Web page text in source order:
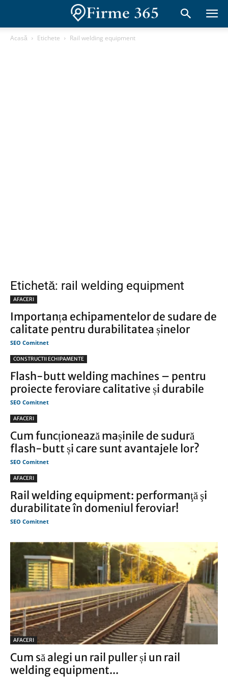
Acasă Etichete Rail welding equipment
Etichetă: rail welding equipment
AFACERI
Importanța echipamentelor de sudare de
calitate pentru durabilitatea șinelor
SEO Comitnet
CONSTRUCTII ECHIPAMENTE
Flash-butt welding machines – pentru
proiecte feroviare calitative și durabile
SEO Comitnet
AFACERI
Cum funcționează mașinile de sudură
flash-butt și care sunt avantajele lor?
SEO Comitnet
AFACERI
Rail welding equipment: performanţă şi
durabilitate în domeniul feroviar!
SEO Comitnet
AFACERI
Cum să alegi un rail puller și un rail
welding equipment...